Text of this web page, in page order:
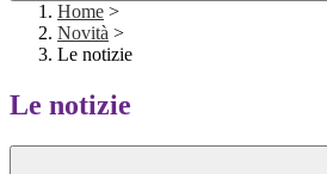
Home >
Novità >
Le notizie
Le notizie